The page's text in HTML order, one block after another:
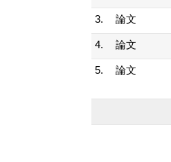
3. 論文
4. 論文
5. 論文